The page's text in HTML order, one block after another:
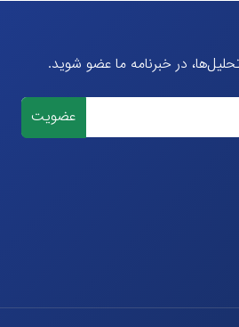
در خبرنامه ما عضو شوید.
عضویت